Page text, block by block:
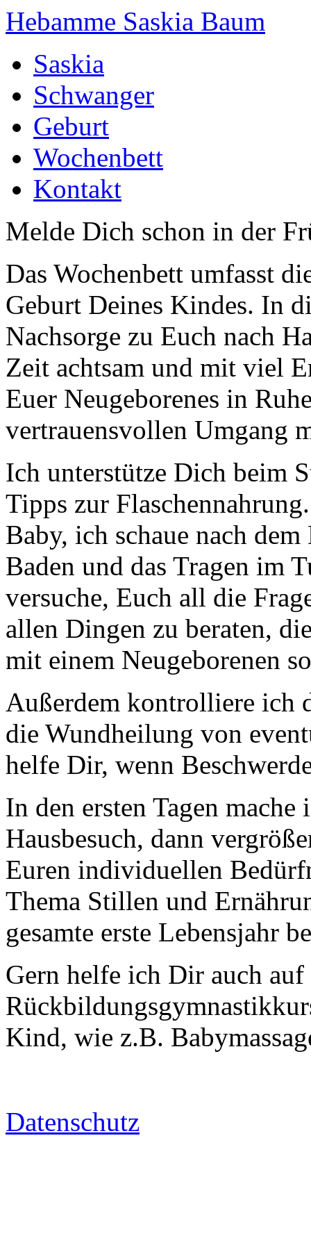
Hebamme Saskia Baum
Saskia
Schwanger
Geburt
Wochenbett
Kontakt
Melde Dich schon in der
Das Wochenbett umfasst
Geburt Deines Kindes. In
Nachsorge zu Euch nach
Zeit achtsam und mit viel
Euer Neugeborenes in
vertrauensvollen Umgang
Ich unterstütze Dich beim
Tipps zur
Baby, ich schaue nach
Baden und das Tragen im
versuche, Euch all die
allen Dingen zu beraten,
mit einem Neugeborenen
Außerdem kontrolliere ich
die Wundheilung von
helfe Dir, wenn
In den ersten Tagen
Hausbesuch, dann
Euren individuellen
Thema Stillen und
gesamte erste Lebensjahr
Gern helfe ich Dir auch auf
Kind, wie z.B.
Datenschutz